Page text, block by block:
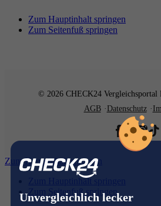
Unvergleichlich lecker
Zum Hauptinhalt springen
Zum Seitenfuß springen
© 2026 CHECK24 Vergleichsportal
AGB
Datenschutz
Zum Hauptinhalt springen
Zum Hauptinhalt springen
Zum Seitenfuß springen